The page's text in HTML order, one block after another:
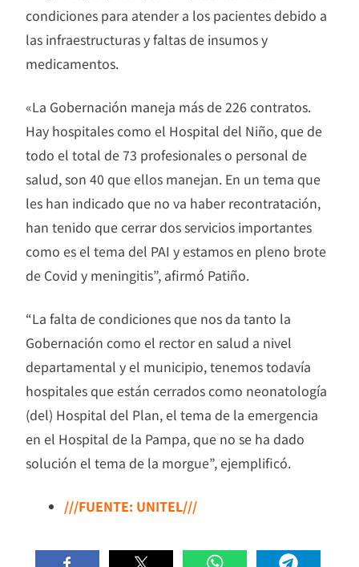
condiciones para atender a los pacientes debido a
las infraestructuras y faltas de insumos y
medicamentos.
«La Gobernación maneja más de 226 contratos.
Hay hospitales como el Hospital del Niño, que de
todo el total de 73 profesionales o personal de
salud, son 40 que ellos manejan. En un tema que
les han indicado que no va haber recontratación,
han tenido que cerrar dos servicios importantes
como es el tema del PAI y estamos en pleno brote
de Covid y meningitis”, afirmó Patiño.
“La falta de condiciones que nos da tanto la
Gobernación como el rector en salud a nivel
departamental y el municipio, tenemos todavía
hospitales que están cerrados como neonatología
(del) Hospital del Plan, el tema de la emergencia
en el Hospital de la Pampa, que no se ha dado
solución el tema de la morgue”, ejemplificó.
///FUENTE: UNITEL///